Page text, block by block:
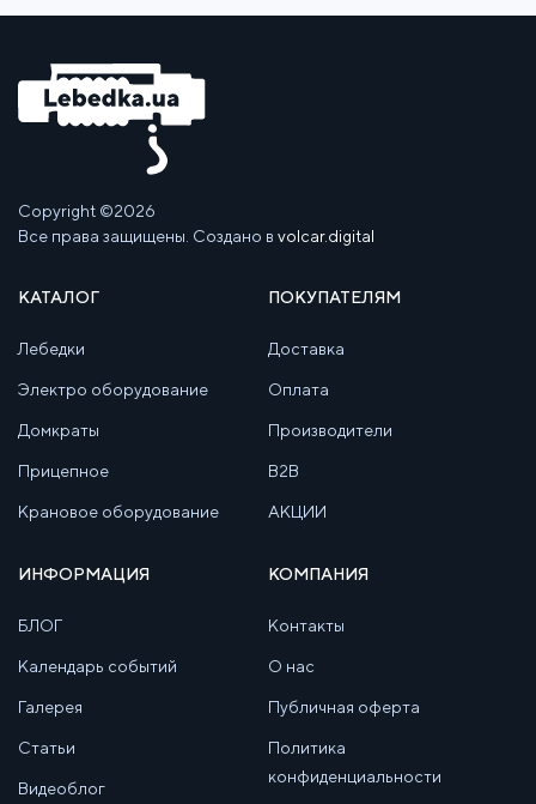
Copyright ©2026
Все права защищены. Создано в volcar.digital
КАТАЛОГ
Лебедки
Электро оборудование
Домкраты
Прицепное
Крановое оборудование
ПОКУПАТЕЛЯМ
Доставка
Оплата
Производители
B2B
АКЦИИ
ИНФОРМАЦИЯ
БЛОГ
Календарь событий
Галерея
Статьи
Видеоблог
КОМПАНИЯ
Контакты
О нас
Публичная оферта
Политика
конфиденциальности